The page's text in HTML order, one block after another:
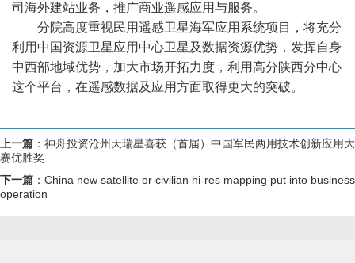
司海外建站业务，推广商业遥感应用与服务。
分院高度重视民用遥感卫星海军应用系统项目，将充分
利用中国资源卫星应用中心卫星及数据资源优势，发挥自身
中西部地域优势，加大市场开拓力度，利用高分陕西分中心
这个平台，在遥感数据及应用方面取得更大的突破。
上一篇 ： 神舟投资沧州天瑞星喜获（首届）中国军民两用技术创新应用大
赛优胜奖
下一篇 ： China new satellite or civilian hi-res mapping put into business
operation